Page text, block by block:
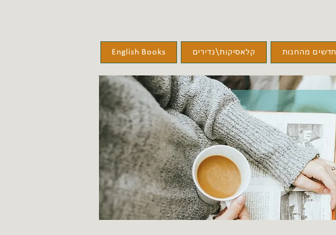
חדשים מהחנות קלאסיקות\נדירים English Books